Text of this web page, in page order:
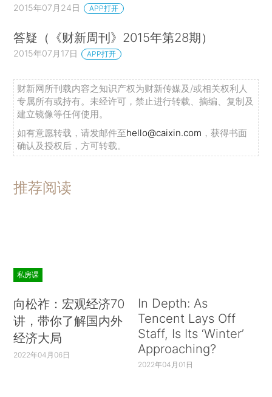
2015年07月24日 APP打开
答疑（《财新周刊》2015年第28期）
2015年07月17日 APP打开
财新网所刊载内容之知识产权为财新传媒及/或相关权利人
专属所有或持有。未经许可，禁止进行转载、摘编、复制及
建立镜像等任何使用。
如有意愿转载，请发邮件至hello@caixin.com ，获得书面
确认及授权后，方可转载。
推荐阅读
私房课
向松祚：宏观经济70
讲，带你了解国内外
经济大局
2022年04月06日
In Depth: As
Tencent Lays Off
Staff, Is Its ‘Winter’
Approaching?
2022年04月01日